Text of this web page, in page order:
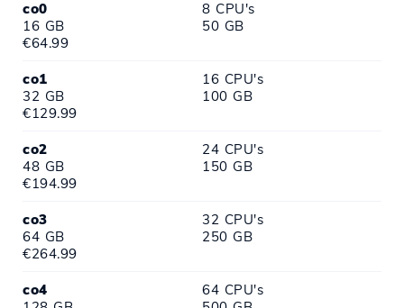
co0
8 CPU's
16 GB
50 GB
€64.99
co1
16 CPU's
32 GB
100 GB
€129.99
co2
24 CPU's
48 GB
150 GB
€194.99
co3
32 CPU's
64 GB
250 GB
€264.99
co4
64 CPU's